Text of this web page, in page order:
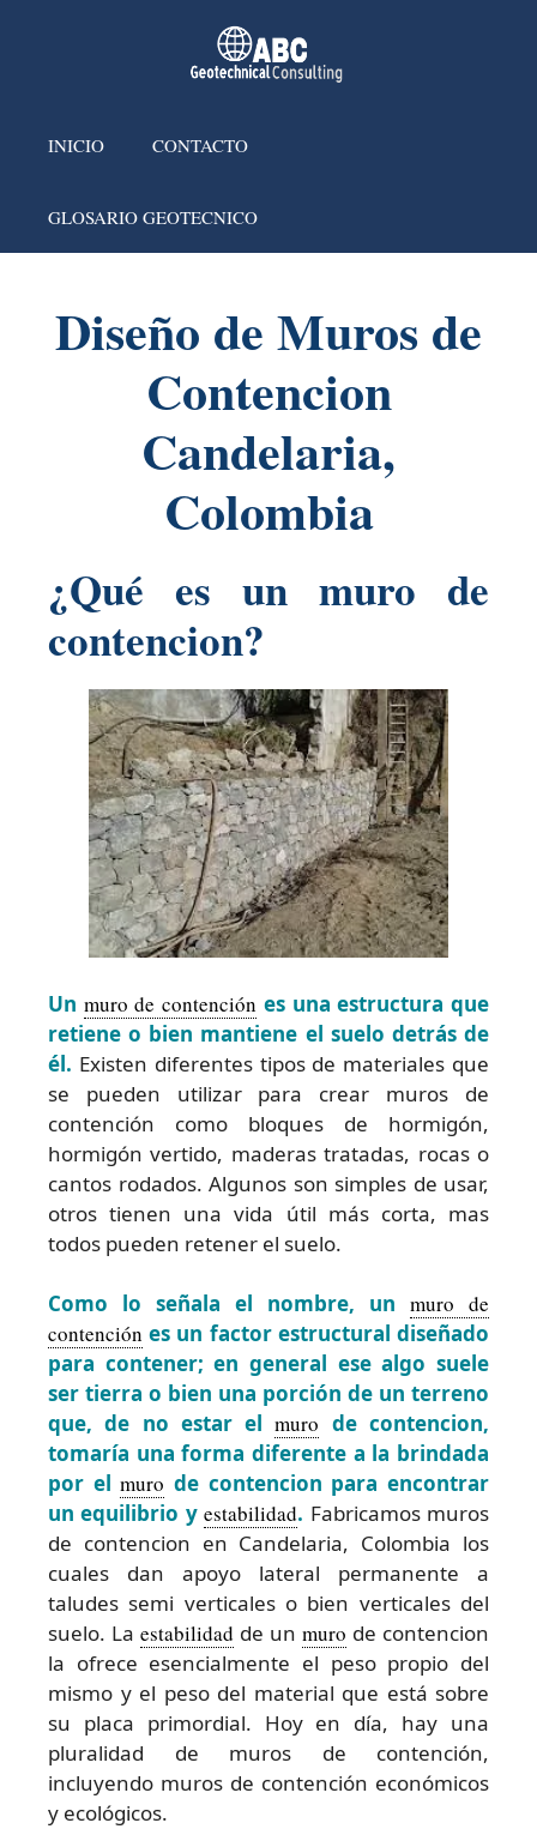
INICIO CONTACTO
GLOSARIO GEOTECNICO
Diseño de Muros de
Contencion
Candelaria,
Colombia
¿Qué es un muro de
contencion?
Un muro de contención es una estructura que
retiene o bien mantiene el suelo detrás de
él. Existen diferentes tipos de materiales que
se pueden utilizar para crear muros de
contención como bloques de hormigón,
hormigón vertido, maderas tratadas, rocas o
cantos rodados. Algunos son simples de usar,
otros tienen una vida útil más corta, mas
todos pueden retener el suelo.
Como lo señala el nombre, un muro de
contención es un factor estructural diseñado
para contener; en general ese algo suele
ser tierra o bien una porción de un terreno
que, de no estar elmuro de contencion,
tomaría una forma diferente a la brindada
por elmuro de contencion para encontrar
un equilibrio yestabilidad. Fabricamos muros
de contencion en Candelaria, Colombia los
cuales dan apoyo lateral permanente a
taludes semi verticales o bien verticales del
suelo. La estabilidad de un muro de contencion
la ofrece esencialmente el peso propio del
mismo y el peso del material que está sobre
su placa primordial. Hoy en día, hay una
pluralidad de muros de contención,
incluyendo muros de contención económicos
y ecológicos.